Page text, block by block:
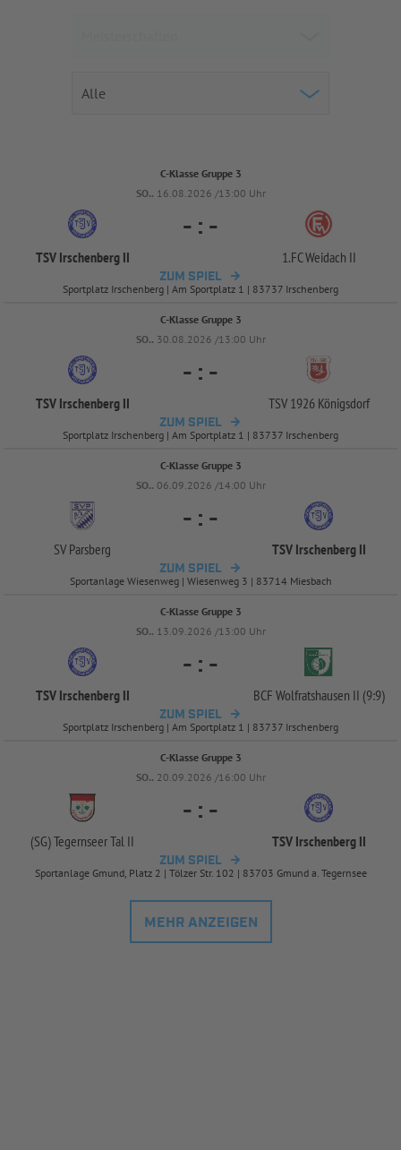
C-Klasse Gruppe 3
SO.. 16.08.2026 /13:00 Uhr
TSV Irschenberg II
- : -
1.FC Weidach II
ZUM SPIEL
Sportplatz Irschenberg | Am Sportplatz 1 | 83737 Irschenberg
C-Klasse Gruppe 3
SO.. 30.08.2026 /13:00 Uhr
TSV Irschenberg II
- : -
TSV 1926 Königsdorf
ZUM SPIEL
Sportplatz Irschenberg | Am Sportplatz 1 | 83737 Irschenberg
C-Klasse Gruppe 3
SO.. 06.09.2026 /14:00 Uhr
SV Parsberg
- : -
TSV Irschenberg II
ZUM SPIEL
Sportanlage Wiesenweg | Wiesenweg 3 | 83714 Miesbach
C-Klasse Gruppe 3
SO.. 13.09.2026 /13:00 Uhr
TSV Irschenberg II
- : -
BCF Wolfratshausen II (9:9)
ZUM SPIEL
Sportplatz Irschenberg | Am Sportplatz 1 | 83737 Irschenberg
C-Klasse Gruppe 3
SO.. 20.09.2026 /16:00 Uhr
(SG) Tegernseer Tal II
- : -
TSV Irschenberg II
ZUM SPIEL
Sportanlage Gmund, Platz 2 | Tölzer Str. 102 | 83703 Gmund a. Tegernsee
MEHR ANZEIGEN